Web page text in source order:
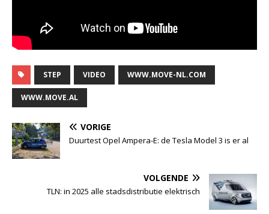
STEP VIDEO WWW.MOVE-NL.COM
WWW.MOVE.AL
VORIGE
Duurtest Opel Ampera-E: de Tesla Model 3 is er al
VOLGENDE
TLN: in 2025 alle stadsdistributie elektrisch